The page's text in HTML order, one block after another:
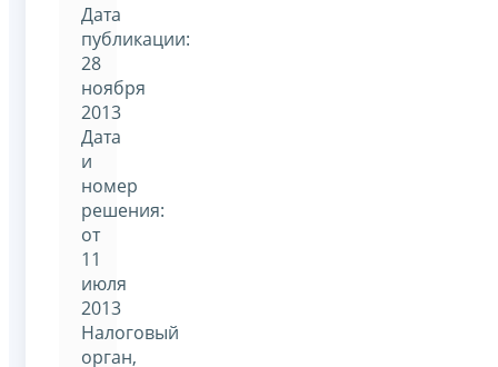
Дата
публикации:
28
ноября
2013
Дата
и
номер
решения:
от
11
июля
2013
Налоговый
орган,